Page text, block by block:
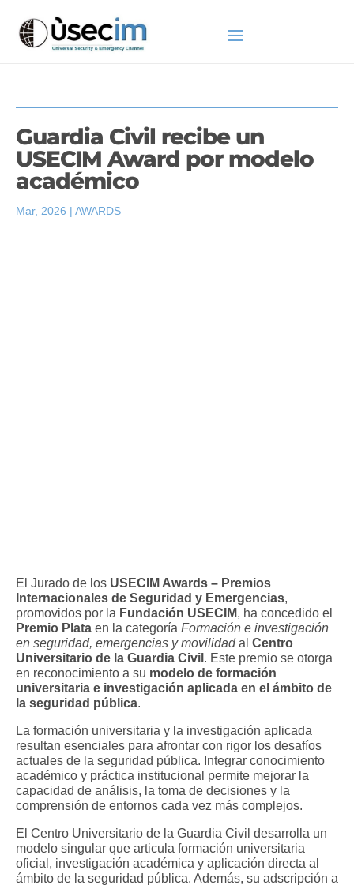
Guardia Civil recibe un
USECIM Award por modelo
académico
Mar, 2026 | AWARDS
El Jurado de los USECIM Awards – Premios
Internacionales de Seguridad y Emergencias,
promovidos por la Fundación USECIM, ha concedido el
Premio Plataen la categoría Formación e investigación
en seguridad, emergencias y movilidadal Centro
Universitario de la Guardia Civil . Este premio se otorga
en reconocimiento a su modelo de formación
universitaria e investigación aplicada en el ámbito de
la seguridad pública.
La formación universitaria y la investigación aplicada
resultan esenciales para afrontar con rigor los desafíos
actuales de la seguridad pública. Integrar conocimiento
académico y práctica institucional permite mejorar la
capacidad de análisis, la toma de decisiones y la
comprensión de entornos cada vez más complejos.
El Centro Universitario de la Guardia Civil desarrolla un
modelo singular que articula formación universitaria
oficial, investigación académica y aplicación directa al
ámbito de la seguridad pública. Además, su adscripción a